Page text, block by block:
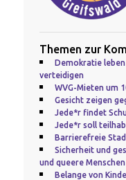
Themen zur
Demokratie
verteidigen
WVG-Mieten um
Gesicht zeigen
Jede*r findet
Jede*r soll
Barrierefreie
Sicherheit und
und queere Menschen
Belange von